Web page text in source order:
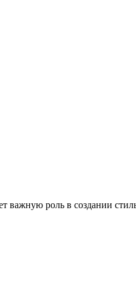
важную роль в создании